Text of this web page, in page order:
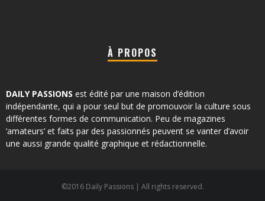
À PROPOS
DAILY PASSIONS est édité par une maison d’édition
indépendante, qui a pour seul but de promouvoir la culture sous
différentes formes de communication. Peu de magazines
‘amateurs’ et faits par des passionnés peuvent se vanter d’avoir
une aussi grande qualité graphique et rédactionnelle.
©2016 Daily Passions | All rights reserved.